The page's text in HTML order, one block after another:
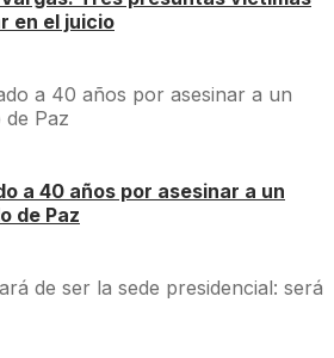
en el juicio
a 40 años por asesinar a un
de Paz